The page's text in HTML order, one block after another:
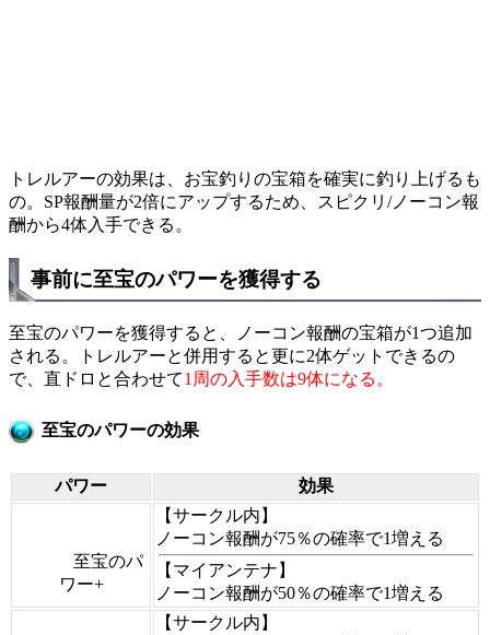
トレルアーの効果は、お宝釣りの宝箱を確実に釣り上げるも
の。SP報酬量が2倍にアップするため、スピクリ/ノーコン報
酬から4体入手できる。
事前に至宝のパワーを獲得する
至宝のパワーを獲得すると、ノーコン報酬の宝箱が1つ追加
される。トレルアーと併用すると更に2体ゲットできるの
で、直ドロと合わせて1周の入手数は9体になる。
至宝のパワーの効果
パワー 効果
至宝のパ
ワー+
【サークル内】
ノーコン報酬が75％の確率で1増える
【マイアンテナ】
ノーコン報酬が50％の確率で1増える
【サークル内】